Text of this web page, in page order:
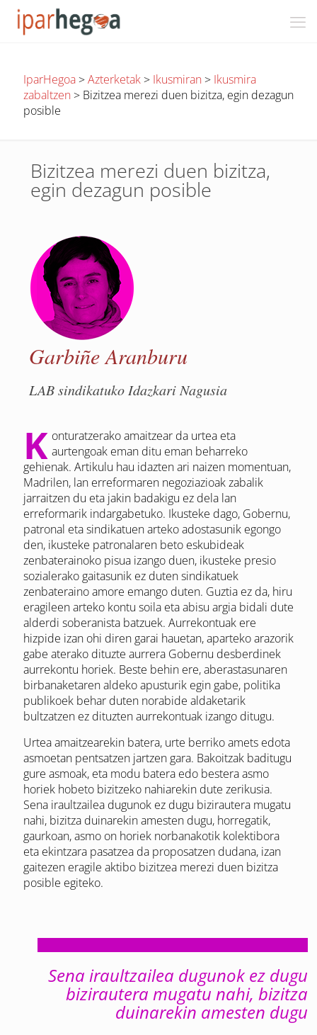
IparHegoa>Azterketak> Ikusmiran> Ikusmira
zabaltzen> Bizitzea merezi duen bizitza, egin dezagun
posible
Bizitzea merezi duen bizitza,
egin dezagun posible
Garbiñe Aranburu
LAB sindikatuko Idazkari Nagusia
K onturatzerako amaitzear da urtea eta
aurtengoak eman ditu eman beharreko
gehienak. Artikulu hau idazten ari naizen momentuan,
Madrilen, lan erreformaren negoziazioak zabalik
jarraitzen du eta jakin badakigu ez dela lan
erreformarik indargabetuko. Ikusteke dago, Gobernu,
patronal eta sindikatuen arteko adostasunik egongo
den, ikusteke patronalaren beto eskubideak
zenbaterainoko pisua izango duen, ikusteke presio
sozialerako gaitasunik ez duten sindikatuek
zenbateraino amore emango duten. Guztia ez da, hiru
eragileen arteko kontu soila eta abisu argia bidali dute
alderdi soberanista batzuek. Aurrekontuak ere
hizpide izan ohi diren garai hauetan, aparteko arazorik
gabe aterako dituzte aurrera Gobernu desberdinek
aurrekontu horiek. Beste behin ere, aberastasunaren
birbanaketaren aldeko apusturik egin gabe, politika
publikoek behar duten norabide aldaketarik
bultzatzen ez dituzten aurrekontuak izango ditugu.
Urtea amaitzearekin batera, urte berriko amets edota
asmoetan pentsatzen jartzen gara. Bakoitzak baditugu
gure asmoak, eta modu batera edo bestera asmo
horiek hobeto bizitzeko nahiarekin dute zerikusia.
Sena iraultzailea dugunok ez dugu bizirautera mugatu
nahi, bizitza duinarekin amesten dugu, horregatik,
gaurkoan, asmo on horiek norbanakotik kolektibora
eta ekintzara pasatzea da proposatzen dudana, izan
gaitezen eragile aktibo bizitzea merezi duen bizitza
posible egiteko.
Sena iraultzailea dugunok ez dugu
bizirautera mugatu nahi, bizitza
duinarekin amesten dugu